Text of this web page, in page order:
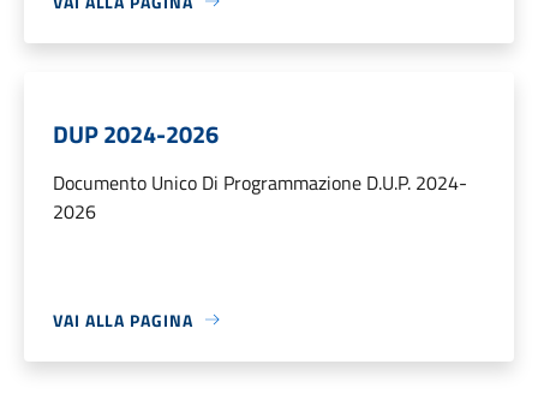
DUP 2024-2026
Documento Unico Di Programmazione D.U.P. 2024-
2026
VAI ALLA PAGINA